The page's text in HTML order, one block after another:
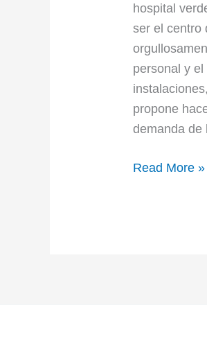
hospital
ser el centro
personal y
propone
demanda de
Read More »